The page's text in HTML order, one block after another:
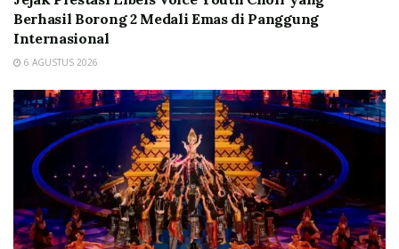
Berhasil Borong 2 Medali Emas di Panggung
Internasional
6 AGUSTUS 2026